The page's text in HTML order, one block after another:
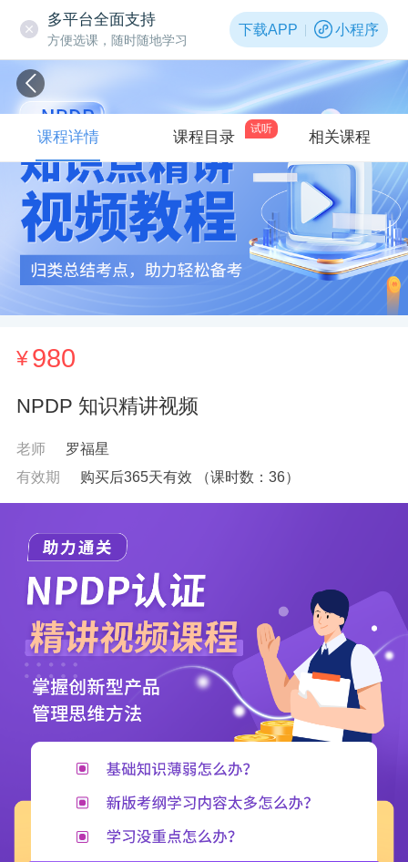
多平台全面支持
方便选课，随时随地学习
下载APP 小程序
¥980
NPDP 知识精讲视频
老师
罗福星
有效期
购买后365天有效 （课时数： 36）
课程详情 课程目录
试听
相关课程